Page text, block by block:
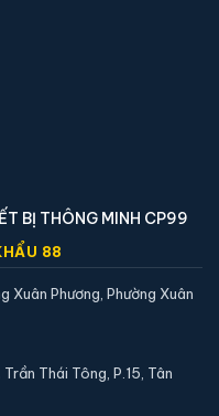
BỊ THÔNG MINH CP99
88
Xuân Phương, Phường Xuân
Thái Tông, P.15, Tân